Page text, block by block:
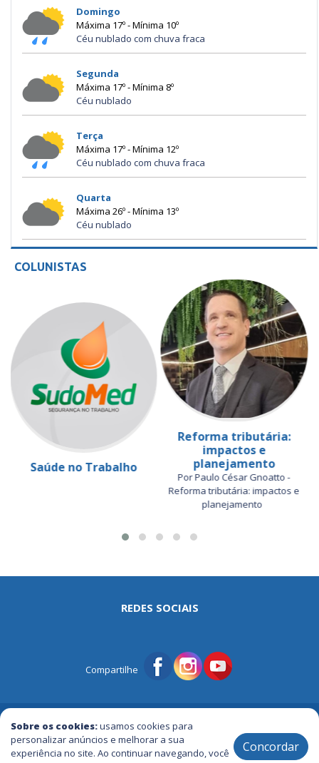
Domingo
Máxima 17º - Mínima 10º
Céu nublado com chuva fraca
Segunda
Máxima 17º - Mínima 8º
Céu nublado
Terça
Máxima 17º - Mínima 12º
Céu nublado com chuva fraca
Quarta
Máxima 26º - Mínima 13º
Céu nublado
COLUNISTAS
Saúde no Trabalho
Reforma tributária:
impactos e
planejamento
Por Paulo César Gnoatto -
Reforma tributária: impactos e
planejamento
Sobre os cookies:usamos cookies para
personalizar anúncios e melhorar a sua
experiência no site. Ao continuar navegando, você
Concordar
REDES SOCIAIS
Compartilhe